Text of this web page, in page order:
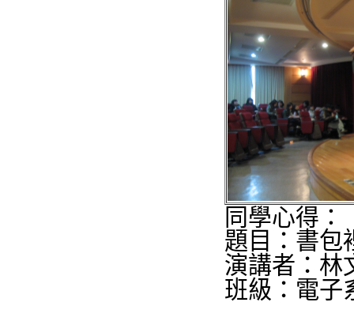
同學心得：
題目：書包
演講者：林
班級：電子